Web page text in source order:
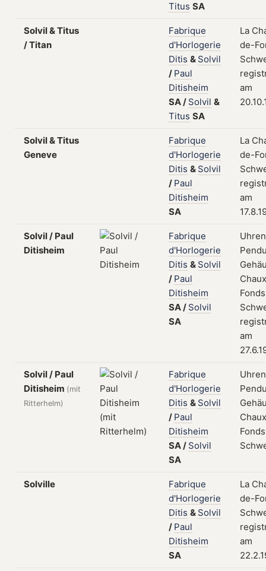
Titus SA
Solvil & Titus
/ Titan
Fabrique
d'Horlogerie
Ditis & Solvil
/ Paul
Ditisheim
SA/ Solvil &
Titus SA
La
de-
am
Solvil & Titus
Geneve
Fabrique
d'Horlogerie
Ditis & Solvil
/ Paul
Ditisheim
SA
La
de-
am
Solvil / Paul
Ditisheim
Fabrique
d'Horlogerie
Ditis & Solvil
/ Paul
Ditisheim
SA/ Solvil
SA
am
Solvil / Paul
Ditisheim (mit
Ritterhelm)
Fabrique
d'Horlogerie
Ditis & Solvil
/ Paul
Ditisheim
SA/ Solvil
SA
Solville
Fabrique
d'Horlogerie
Ditis & Solvil
/ Paul
Ditisheim
SA
La
de-
am